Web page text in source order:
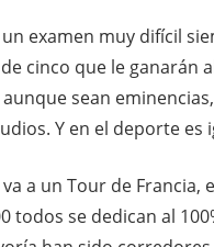
examen muy difícil
cinco que le ganarán
sean eminencias,
Y en el deporte es
a un Tour de Francia,
todos se dedican al